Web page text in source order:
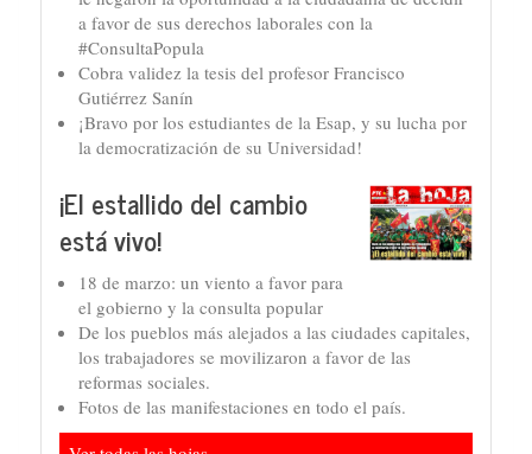
a favor de sus derechos laborales con la
#ConsultaPopula
Cobra validez la tesis del profesor Francisco
Gutiérrez Sanín
¡Bravo por los estudiantes de la Esap, y su lucha por
la democratización de su Universidad!
¡El estallido del cambio
está vivo!
18 de marzo: un viento a favor para
el gobierno y la consulta popular
De los pueblos más alejados a las ciudades capitales,
los trabajadores se movilizaron a favor de las
reformas sociales.
Fotos de las manifestaciones en todo el país.